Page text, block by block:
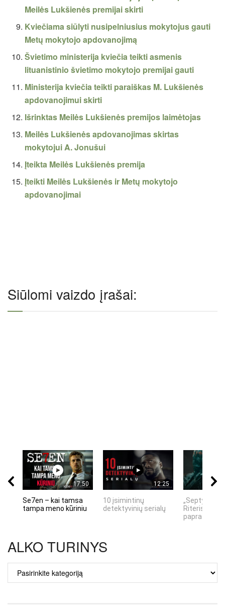
Meilės Lukšienės premijai skirti
Kviečiama siūlyti nusipelniusius mokytojus gauti
Metų mokytojo apdovanojimą
Švietimo ministerija kviečia teikti asmenis
lituanistinio švietimo mokytojo premijai gauti
Ministerija kviečia teikti paraiškas M. Lukšienės
apdovanojimui skirti
Išrinktas Meilės Lukšienės premijos laimėtojas
Meilės Lukšienės apdovanojimas skirtas
mokytojui A. Jonušui
Įteikta Meilės Lukšienės premija
Įteikti Meilės Lukšienės ir Metų mokytojo
apdovanojimai
Siūlomi vaizdo įrašai:
17:50
Se7en – kai tamsa
tampa meno kūriniu
12:25
10 įsimintinų
detektyvinių serialų
„Septynių
Riteris" – kai
ALKO TURINYS
ALKO
TURINYS